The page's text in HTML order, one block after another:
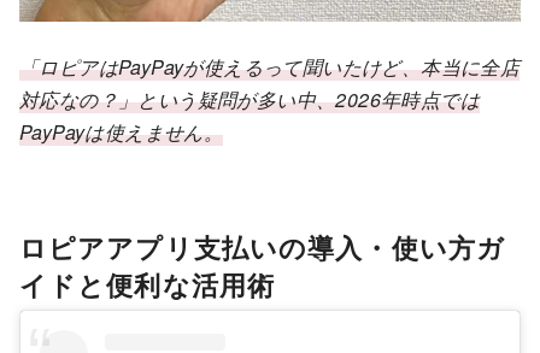
「ロピアはPayPayが使えるって聞いたけど、本当に全店
対応なの？」という疑問が多い中、2026年時点では
PayPayは使えません。
ロピアアプリ支払いの導入・使い方ガ
イドと便利な活用術